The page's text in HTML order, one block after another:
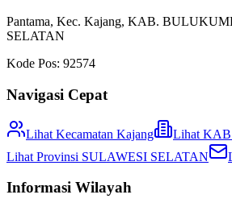
Pantama, Kec. Kajang, KAB.
SELATAN
Kode Pos: 92574
Navigasi Cepat
Lihat Kecamatan Kajang Lihat
Lihat Provinsi SULAWESI SELATAN
Informasi Wilayah